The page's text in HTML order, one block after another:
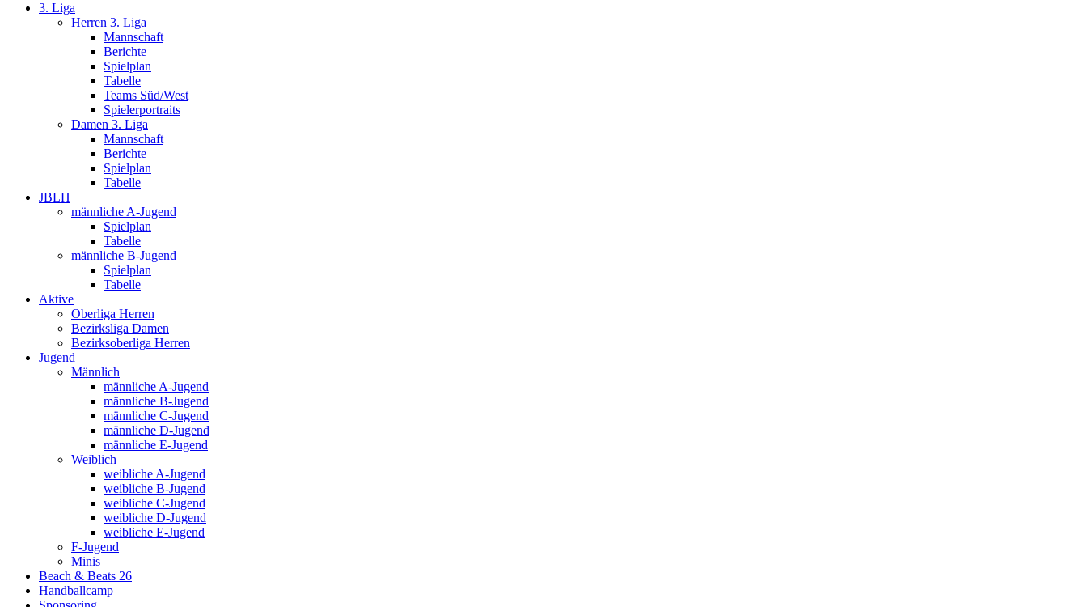
3. Liga
Herren 3. Liga
Mannschaft
Berichte
Spielplan
Tabelle
Teams Süd/West
Spielerportraits
Damen 3. Liga
Mannschaft
Berichte
Spielplan
Tabelle
JBLH
männliche A-Jugend
Spielplan
Tabelle
männliche B-Jugend
Spielplan
Tabelle
Aktive
Oberliga Herren
Bezirksliga Damen
Bezirksoberliga Herren
Jugend
Männlich
männliche A-Jugend
männliche B-Jugend
männliche C-Jugend
männliche D-Jugend
männliche E-Jugend
Weiblich
weibliche A-Jugend
weibliche B-Jugend
weibliche C-Jugend
weibliche D-Jugend
weibliche E-Jugend
F-Jugend
Minis
Beach & Beats 26
Handballcamp